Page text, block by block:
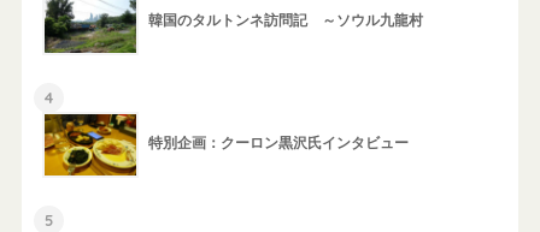
韓国のタルトンネ訪問記 ～ソウル九龍村
4
特別企画：クーロン黒沢氏インタビュー
5